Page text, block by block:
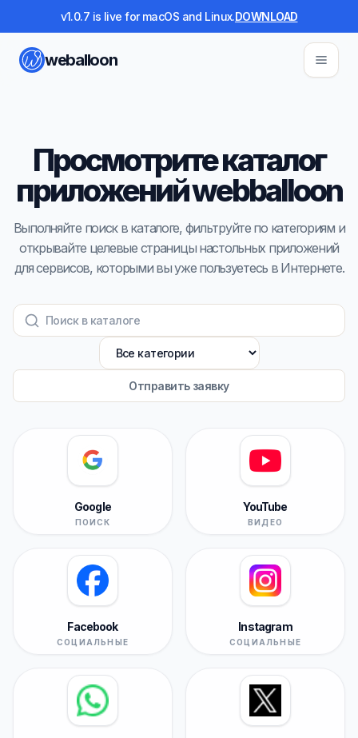
v1.0.7 is live for macOS and Linux.DOWNLOAD
weballoon
Просмотрите каталог
приложений webballoon
Выполняйте поиск в каталоге, фильтруйте по категориям и
открывайте целевые страницы настольных приложений
для сервисов, которыми вы уже пользуетесь в Интернете.
Отправить заявку
Google
ПОИСК
YouTube
ВИДЕО
Facebook
СОЦИАЛЬНЫЕ
Instagram
СОЦИАЛЬНЫЕ